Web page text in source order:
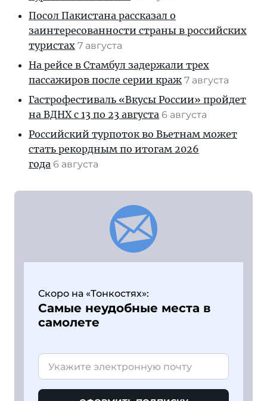
Посол Пакистана рассказал о
заинтересованности страны в российских
туристах 7 августа
На рейсе в Стамбул задержали трех
пассажиров после серии краж 7 августа
Гастрофестиваль «Вкусы России» пройдет
на ВДНХ с 13 по 23 августа 6 августа
Российский турпоток во Вьетнам может
стать рекордным по итогам 2026
года 6 августа
Скоро на «Тонкостях»:
Самые неудобные места в
самолете